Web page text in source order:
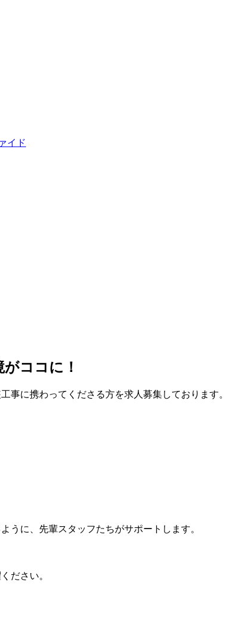
ココに！
事に携わってくださる方を求人募集しております。
うに、先輩スタッフたちがサポートします。
ださい。